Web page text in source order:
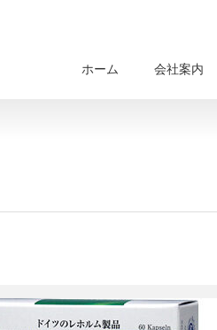
ホーム 会社案内